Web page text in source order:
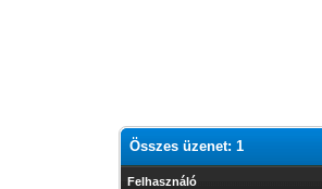
Összes üzenet: 1
Felhasználó